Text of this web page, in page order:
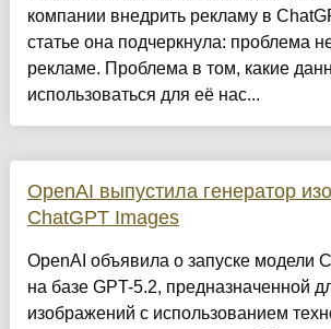
компании внедрить рекламу в
статье она подчеркнула: проблема
рекламе. Проблема в том, какие
использоваться для её нас...
OpenAI выпустила генератор
ChatGPT Images
OpenAI объявила о запуске модели
на базе GPT-5.2, предназначенной
изображений с использованием